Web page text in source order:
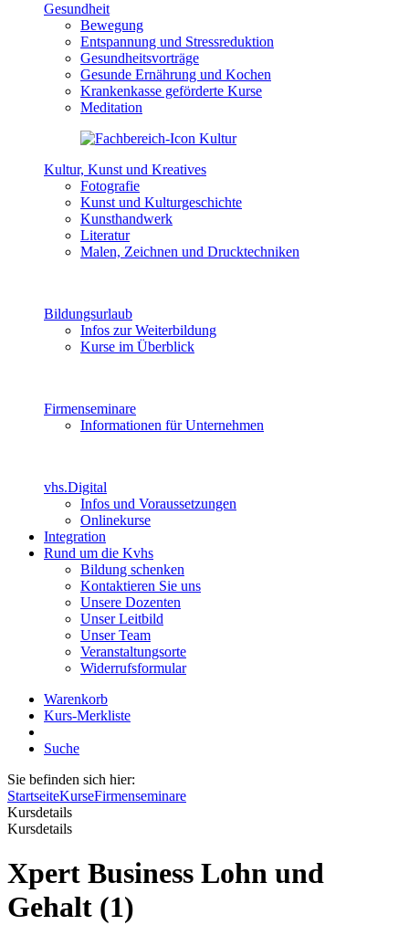
Gesundheit
Bewegung
Entspannung und Stressreduktion
Gesundheitsvorträge
Gesunde Ernährung und Kochen
Krankenkasse geförderte Kurse
Meditation
Kultur, Kunst und Kreatives
Fotografie
Kunst und Kulturgeschichte
Kunsthandwerk
Literatur
Malen, Zeichnen und Drucktechniken
Bildungsurlaub
Infos zur Weiterbildung
Kurse im Überblick
Firmenseminare
Informationen für Unternehmen
vhs.Digital
Infos und Voraussetzungen
Onlinekurse
Integration
Rund um die Kvhs
Bildung schenken
Kontaktieren Sie uns
Unsere Dozenten
Unser Leitbild
Unser Team
Veranstaltungsorte
Widerrufsformular
Warenkorb
Kurs-Merkliste
Suche
Sie befinden sich hier:
StartseiteKurseFirmenseminare
Kursdetails
Kursdetails
Xpert Business Lohn und
Gehalt (1)